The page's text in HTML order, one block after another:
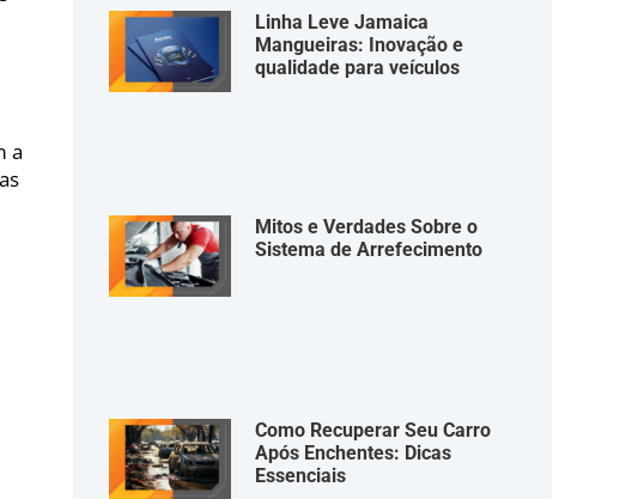
a
Linha Leve Jamaica
Mangueiras: Inovação e
qualidade para veículos
Mitos e Verdades Sobre o
Sistema de Arrefecimento
Como Recuperar Seu Carro
Após Enchentes: Dicas
Essenciais